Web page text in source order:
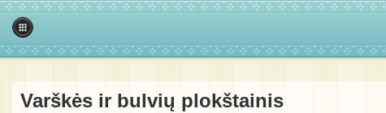
Varškės ir bulvių plokštainis